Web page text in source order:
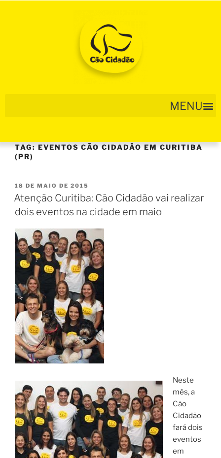
TAG:EVENTOS CÃO CIDADÃO EM CURITIBA
(PR)
18 DE MAIO DE 2015
Atenção Curitiba: Cão Cidadão vai realizar
dois eventos na cidade em maio
Neste
mês, a
Cão
Cidadão
fará dois
eventos
em